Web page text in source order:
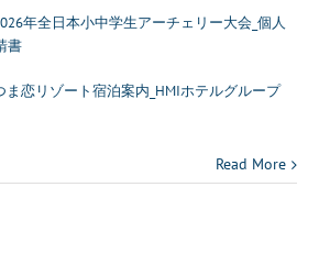
年全日本小中学生アーチェリー大会_個人
書
ま恋リゾート宿泊案内_HMIホテルグループ
Read More